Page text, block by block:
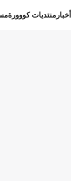
أخبار منتديات كووورة